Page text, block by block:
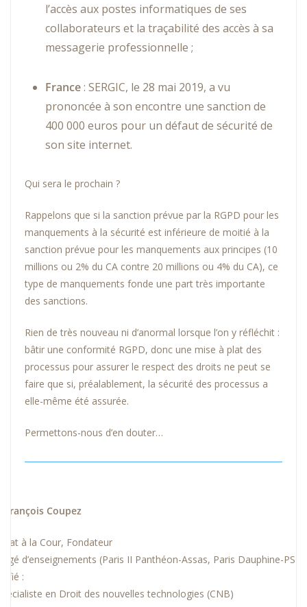
l’accès aux postes informatiques de ses
collaborateurs et la traçabilité des accès à sa
messagerie professionnelle ;
France: SERGIC, le 28 mai 2019, a vu
prononcée à son encontre une sanction de
400 000 euros pour un défaut de sécurité de
son site internet.
Qui sera le prochain ?
Rappelons que si la sanction prévue par la RGPD pour les
manquements à la sécurité est inférieure de moitié à la
sanction prévue pour les manquements aux principes (10
millions ou 2% du CA contre 20 millions ou 4% du CA), ce
type de manquements fonde une part très importante
des sanctions.
Rien de très nouveau ni d’anormal lorsque l’on y réfléchit :
bâtir une conformité RGPD, donc une mise à plat des
processus pour assurer le respect des droits ne peut se
faire que si, préalablement, la sécurité des processus a
elle-même été assurée.
Permettons-nous d’en douter…
François Coupez
à la Cour, Fondateur
d’enseignements (Paris II Panthéon-Assas, Paris Dauphine-PSL)
:
en Droit des nouvelles technologies (CNB)